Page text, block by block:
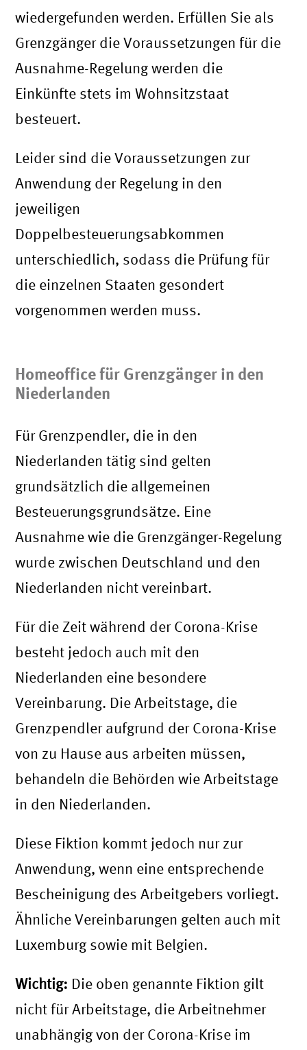
wiedergefunden werden. Erfüllen Sie als
Grenzgänger die Voraussetzungen für die
Ausnahme-Regelung werden die
Einkünfte stets im Wohnsitzstaat
besteuert.
Leider sind die Voraussetzungen zur
Anwendung der Regelung in den
jeweiligen
Doppelbesteuerungsabkommen
unterschiedlich, sodass die Prüfung für
die einzelnen Staaten gesondert
vorgenommen werden muss.
Homeoffice für Grenzgänger in den
Niederlanden
Für Grenzpendler, die in den
Niederlanden tätig sind gelten
grundsätzlich die allgemeinen
Besteuerungsgrundsätze. Eine
Ausnahme wie die Grenzgänger-Regelung
wurde zwischen Deutschland und den
Niederlanden nicht vereinbart.
Für die Zeit während der Corona-Krise
besteht jedoch auch mit den
Niederlanden eine besondere
Vereinbarung. Die Arbeitstage, die
Grenzpendler aufgrund der Corona-Krise
von zu Hause aus arbeiten müssen,
behandeln die Behörden wie Arbeitstage
in den Niederlanden.
Diese Fiktion kommt jedoch nur zur
Anwendung, wenn eine entsprechende
Bescheinigung des Arbeitgebers vorliegt.
Ähnliche Vereinbarungen gelten auch mit
Luxemburg sowie mit Belgien.
Wichtig: Die oben genannte Fiktion gilt
nicht für Arbeitstage, die Arbeitnehmer
unabhängig von der Corona-Krise im